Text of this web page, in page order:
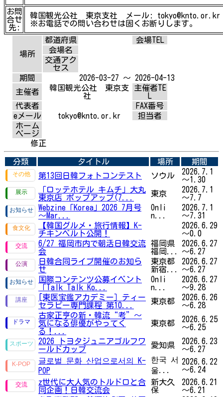
お問
合せ
先:
韓国観光公社 東京支社 メール: tokyo@knto.or.kr
※お電話での問い合わせは固くお断りします。
場所
都道府県
会場TEL
会場名
交通アク
セス
期間
2026-03-27 ～ 2026-04-13
主催者
韓国観光公社 東京支
社
主催者TE
代表者
FAX番号
eメール
tokyo@knto.or.kr
担当者
ホーム
ページ
修正
分類 タイトル 場所
期間
第13回日韓フォトコンテスト
ソウル
2026.7.1
～1.30
「ロッテホテル キムチ」大丸
東京店 ポップアップ(7...
東京
2026.7.1
～7.7
Webzine「Korea」2026 7月号
～Mar...
Onli
n...
2026.7.1
～7.31
【韓国グルメ・旅行情報】K-
チキンベルト公開！
2026.6.29
～0.0
6/27 福岡市内で朝活日韓交流
会
福岡県
福岡...
2026.6.27
～6.27
日韓合同ライブ開催のお知ら
せ
東京都
新宿...
2026.6.27
～6.27
国際コンテンツ公募イベント
「Talk Talk Ko...
Onli
n...
2026.6.27
～9.28
[東医宝鑑アカデミー］ティー
セラピー専門課程 第10...
東京都
2026.6.26
～6.28
古家正亨の新・韓流“考”～
気になる俳優がやってく
る！...
東京都
2026.6.25
～6.25
2026 トヨタジュニアゴルフワ
ールドカップ
愛知県
2026.6.23
～6.27
글로벌 문화 산업으로서의 K-
POP
한국 서
울...
2026.6.22
～6.24
z世代に大人気のトルドロと合
同企画！日韓交流会
新大久
保
2026.6.21
～6.21